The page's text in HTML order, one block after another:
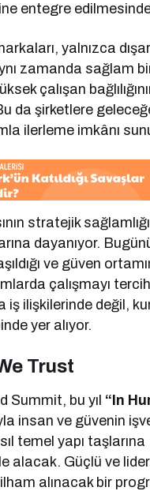
entegre
yalnızca
zamanda sağlam
çalışan
da şirketlere
ilerleme imkânı
stratejik
dayanıyor.
ve güven
çalışmayı
iş ilişkilerinde değil,
yer alıyor.
Trust
Summit, bu yıl “In
insan ve güvenin
temel yapı taşlarına
alacak. Güçlü ve
alınacak bir